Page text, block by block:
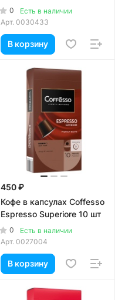
0
Есть в наличии
Арт. 0030433
В корзину
450 ₽
Кофе в капсулах Coffesso
Espresso Superiore 10 шт
0
Есть в наличии
Арт. 0027004
В корзину